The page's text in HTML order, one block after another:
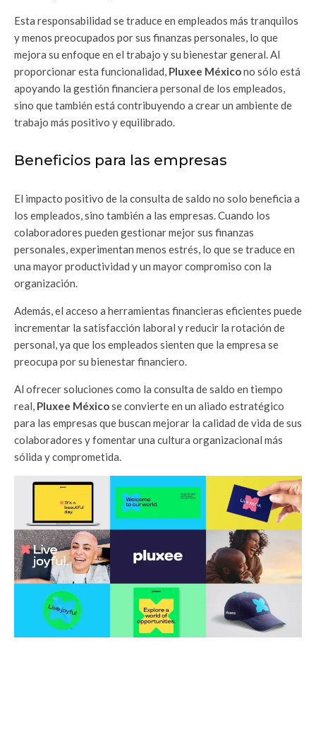
Esta responsabilidad se traduce en empleados más tranquilos
y menos preocupados por sus finanzas personales, lo que
mejora su enfoque en el trabajo y su bienestar general. Al
proporcionar esta funcionalidad, Pluxee Méxicono sólo está
apoyando la gestión financiera personal de los empleados,
sino que también está contribuyendo a crear un ambiente de
trabajo más positivo y equilibrado.
Beneficios para las empresas
El impacto positivo de la consulta de saldo no solo beneficia a
los empleados, sino también a las empresas. Cuando los
colaboradores pueden gestionar mejor sus finanzas
personales, experimentan menos estrés, lo que se traduce en
una mayor productividad y un mayor compromiso con la
organización.
Además, el acceso a herramientas financieras eficientes puede
incrementar la satisfacción laboral y reducir la rotación de
personal, ya que los empleados sienten que la empresa se
preocupa por su bienestar financiero.
Al ofrecer soluciones como la consulta de saldo en tiempo
real, Pluxee Méxicose convierte en un aliado estratégico
para las empresas que buscan mejorar la calidad de vida de sus
colaboradores y fomentar una cultura organizacional más
sólida y comprometida.